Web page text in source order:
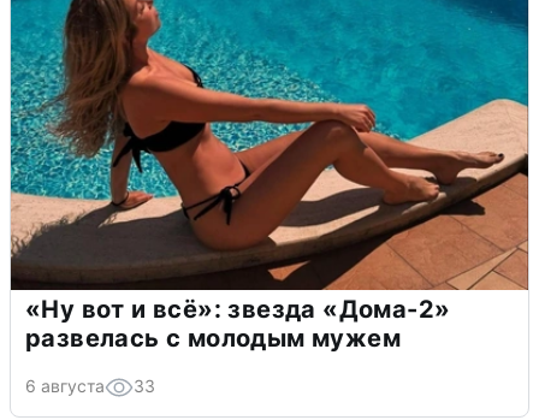
«Ну вот и всё»: звезда «Дома-2»
развелась с молодым мужем
6 августа 33